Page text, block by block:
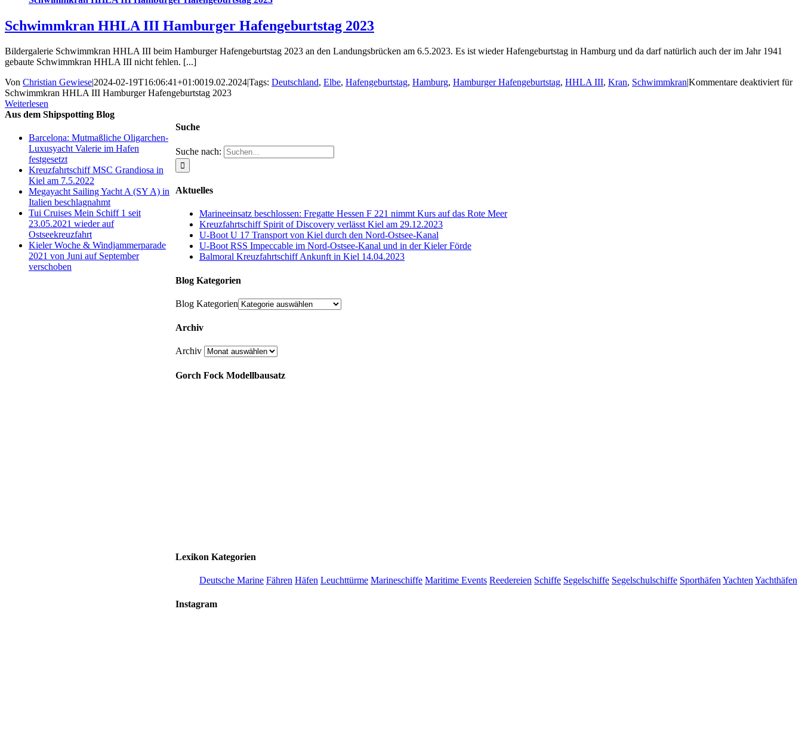
Schwimmkran HHLA III Hamburger Hafengeburtstag 2023
Bildergalerie Schwimmkran HHLA III beim Hamburger Hafengeburtstag 2023 an den Landungsbrücken am 6.5.2023. Es ist wieder Hafengeburtstag in Hamburg und da darf natürlich auch der im Jahr 1941
gebaute Schwimmkran HHLA III nicht fehlen. [...]
Von Christian Gewiese|2024-02-19T16:06:41+01:0019.02.2024|Tags: Deutschland, Elbe, Hafengeburtstag, Hamburg, Hamburger Hafengeburtstag, HHLA III, Kran, Schwimmkran|Kommentare deaktiviert für
Schwimmkran HHLA III Hamburger Hafengeburtstag 2023
Weiterlesen
Suche
Suche nach:
Aktuelles
Marineeinsatz beschlossen: Fregatte Hessen F 221 nimmt Kurs auf das Rote Meer
Kreuzfahrtschiff Spirit of Discovery verlässt Kiel am 29.12.2023
U-Boot U 17 Transport von Kiel durch den Nord-Ostsee-Kanal
U-Boot RSS Impeccable im Nord-Ostsee-Kanal und in der Kieler Förde
Balmoral Kreuzfahrtschiff Ankunft in Kiel 14.04.2023
Blog Kategorien
Blog Kategorien
Archiv
Archiv
Gorch Fock Modellbausatz
Lexikon Kategorien
Deutsche Marine Fähren Häfen Leuchttürme Marineschiffe Maritime Events Reedereien Schiffe Segelschiffe Segelschulschiffe Sporthäfen Yachten Yachthäfen
Instagram
Aus dem Shipspotting Blog
Barcelona: Mutmaßliche Oligarchen-
Luxusyacht Valerie im Hafen
festgesetzt
Kreuzfahrtschiff MSC Grandiosa in
Kiel am 7.5.2022
Megayacht Sailing Yacht A (SY A) in
Italien beschlagnahmt
Tui Cruises Mein Schiff 1 seit
23.05.2021 wieder auf
Ostseekreuzfahrt
Kieler Woche & Windjammerparade
2021 von Juni auf September
verschoben